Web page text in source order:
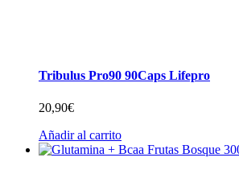
Tribulus Pro90 90Caps Lifepro
20,90€
Añadir al carrito